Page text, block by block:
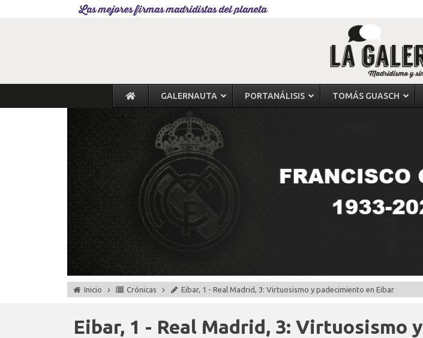
Las mejores firmas madridistas del planeta
GALERNAUTA PORTANÁLISIS TOMÁS GUASCH
Inicio Crónicas Eibar, 1 - Real Madrid, 3: Virtuosismo y padecimiento en Eibar
Eibar, 1 - Real Madrid, 3: Virtuosismo y